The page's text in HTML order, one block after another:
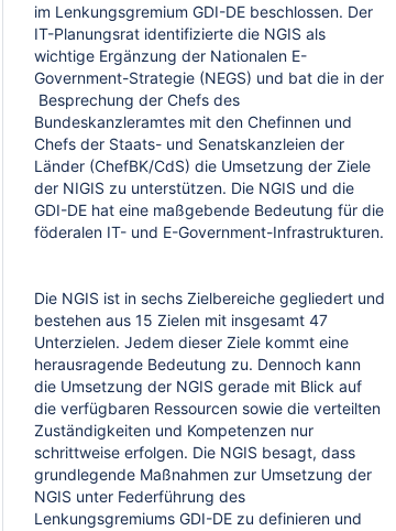
im Lenkungsgremium GDI-DE beschlossen. Der
IT-Planungsrat identifizierte die NGIS als
wichtige Ergänzung der Nationalen E-
Government-Strategie (NEGS) und bat die in der
Besprechung der Chefs des
Bundeskanzleramtes mit den Chefinnen und
Chefs der Staats- und Senatskanzleien der
Länder (ChefBK/CdS) die Umsetzung der Ziele
der NIGIS zu unterstützen. Die NGIS und die
GDI-DE hat eine maßgebende Bedeutung für die
föderalen IT- und E-Government-Infrastrukturen.
Die NGIS ist in sechs Zielbereiche gegliedert und
bestehen aus 15 Zielen mit insgesamt 47
Unterzielen. Jedem dieser Ziele kommt eine
herausragende Bedeutung zu. Dennoch kann
die Umsetzung der NGIS gerade mit Blick auf
die verfügbaren Ressourcen sowie die verteilten
Zuständigkeiten und Kompetenzen nur
schrittweise erfolgen. Die NGIS besagt, dass
grundlegende Maßnahmen zur Umsetzung der
NGIS unter Federführung des
Lenkungsgremiums GDI-DE zu definieren und